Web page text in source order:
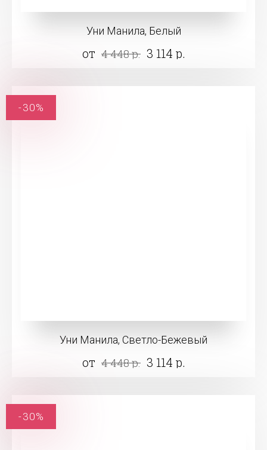
Уни Манила, Белый
от 4 448 р. 3 114 р.
Уни Манила, Светло-Бежевый
от 4 448 р. 3 114 р.
-30%
-30%